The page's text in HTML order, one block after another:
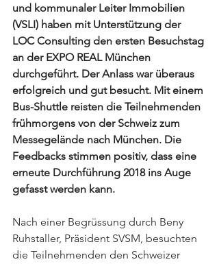
und kommunaler Leiter Immobilien
(VSLI) haben mit Unterstützung der
LOC Consulting den ersten Besuchstag
an der EXPO REAL München
durchgeführt. Der Anlass war überaus
erfolgreich und gut besucht. Mit einem
Bus-Shuttle reisten die Teilnehmenden
frühmorgens von der Schweiz zum
Messegelände nach München. Die
Feedbacks stimmen positiv, dass eine
erneute Durchführung 2018 ins Auge
gefasst werden kann.
Nach einer Begrüssung durch Beny
Ruhstaller, Präsident SVSM, besuchten
die Teilnehmenden den Schweizer